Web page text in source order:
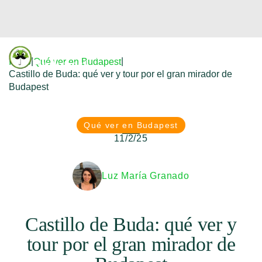
Budapest
Inicio|Qué ver en Budapest|
Castillo de Buda: qué ver y tour por el gran mirador de
Budapest
Qué ver en Budapest
11/2/25
Luz María Granado
Castillo de Buda: qué ver y
tour por el gran mirador de